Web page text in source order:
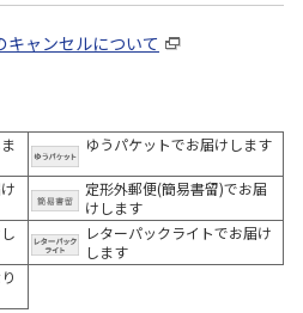
キャンセルについて
ゆうパケットでお届けします
定形外郵便(簡易書留)でお届
けします
レターパックライトでお届け
します